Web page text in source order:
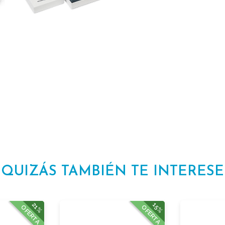
QUIZÁS TAMBIÉN TE INTERESE
21%
OFERTA 15%
OFERTA